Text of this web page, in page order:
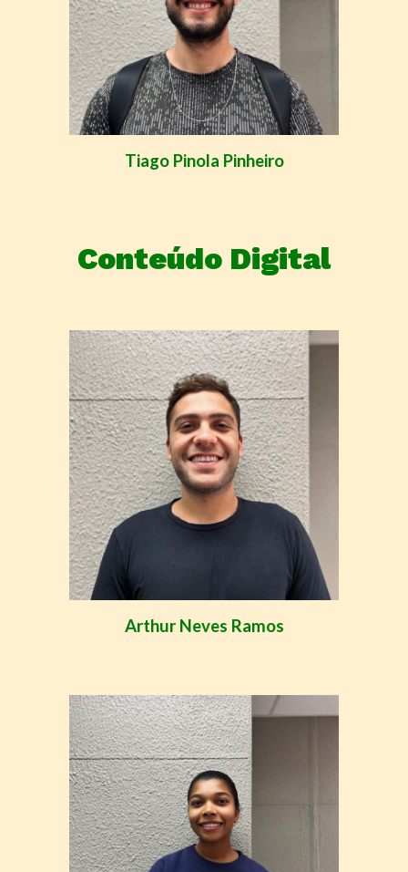
Tiago Pinola Pinheiro
Conteúdo Digital
Arthur Neves Ramos